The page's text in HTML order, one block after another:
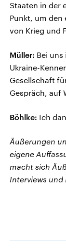
Staaten in der
Punkt, um
von Krieg und
Müller: Bei
Ukraine-
Gesellschaft
Gespräch, auf
Böhlke: Ich
Äußerungen
eigene
macht sich
Interviews und